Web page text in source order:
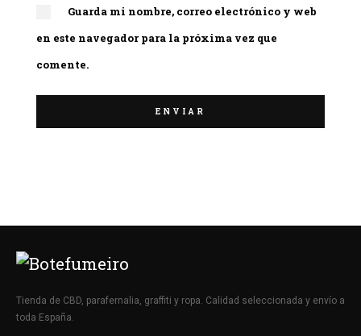
Guarda mi nombre, correo electrónico y web
en este navegador para la próxima vez que
comente.
Tienda de CBD, parafernalia, graffiti y ropa. Calidad seleccionada y envío a
toda España.